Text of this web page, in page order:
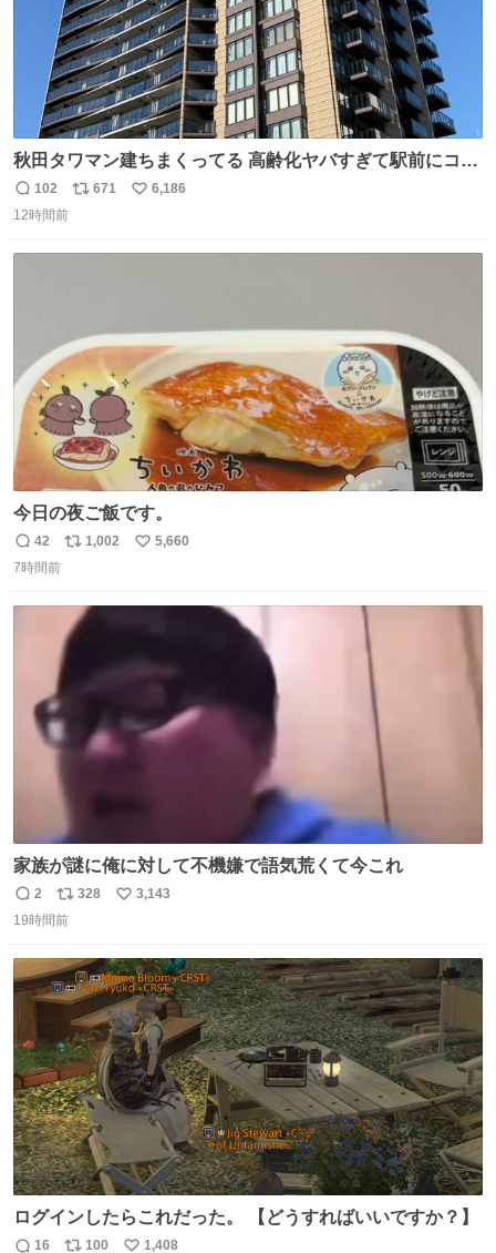
秋田タワマン建ちまくってる 高齢化ヤバすぎて駅前にコン
パクトシティつくって高齢者を住ませる考えらしい 病院も
全部駅前にある
返
信
102
リ
671
い
6,186
12時間前
今日の夜ご飯です。
返
信
42
リ
ト
数
1,002
い
5,660
7時間前
家族が謎に俺に対して不機嫌で語気荒くて今これ
返
信
2
リ
ポ
ト
数
328
い
数
3,143
19時間前
ログインしたらこれだった。 【どうすればいいですか？】
16 100 1,408